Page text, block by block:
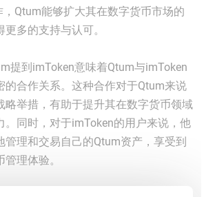
，Qtum能够扩大其在数字货币市场的
多的支持与认可。
提到imToken意味着Qtum与imToken
的合作关系。这种合作对于Qtum来说
略举措，有助于提升其在数字货币领域
。同时，对于imToken的用户来说，他
管理和交易自己的Qtum资产，享受到
理体验。